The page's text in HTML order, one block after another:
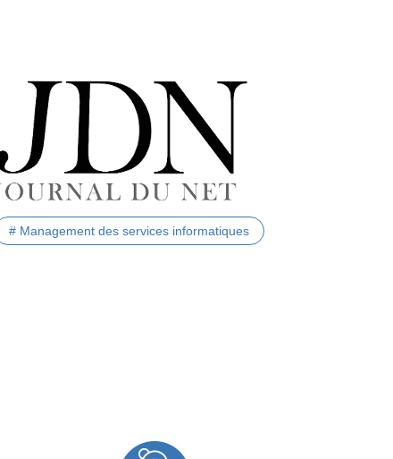
# Management des services informatiques